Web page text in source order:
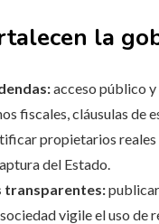
la
acceso público
fiscales, cláusulas de
propietarios reales
del Estado.
transparentes:
vigile el uso de